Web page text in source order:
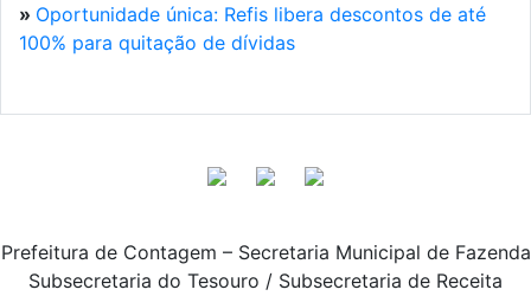
» Oportunidade única: Refis libera descontos de até
100% para quitação de dívidas
Prefeitura de Contagem – Secretaria Municipal de Fazenda
Subsecretaria do Tesouro / Subsecretaria de Receita